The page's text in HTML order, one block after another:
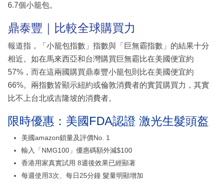
6.7個小籠包。
鼎泰豐｜比較全球購買力
報道指，「小籠包指數」指數與「巨無霸指數」的結果十分
相近。如在馬來西亞和台灣購買巨無霸比在美國便宜約
57%，而在這兩國購買鼎泰豐小籠包則比在美國便宜約
66%。兩指數皆顯示紐約或倫敦消費者的實質購買力，其實
比不上台北或吉隆坡的消費者。
限時優惠：美國FDA認證 激光生髮頭盔
美國amazon鎖量及評價No. 1
輸入「NMG100」優惠碼額外減$100
香港用家真實試用 8週後效果已經顯著
每週使用3次、每日25分鐘 髮量明顯增加